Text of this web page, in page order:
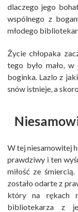
dlaczego jego
wspólnego z
młodego
Życie chłopaka
tego było mało,
boginka. Lazlo z
snów istnieje, a
W tej niesamowitej
prawdziwy i ten
miłość ze
zostało odarte z
który na rękach
bibliotekarza z